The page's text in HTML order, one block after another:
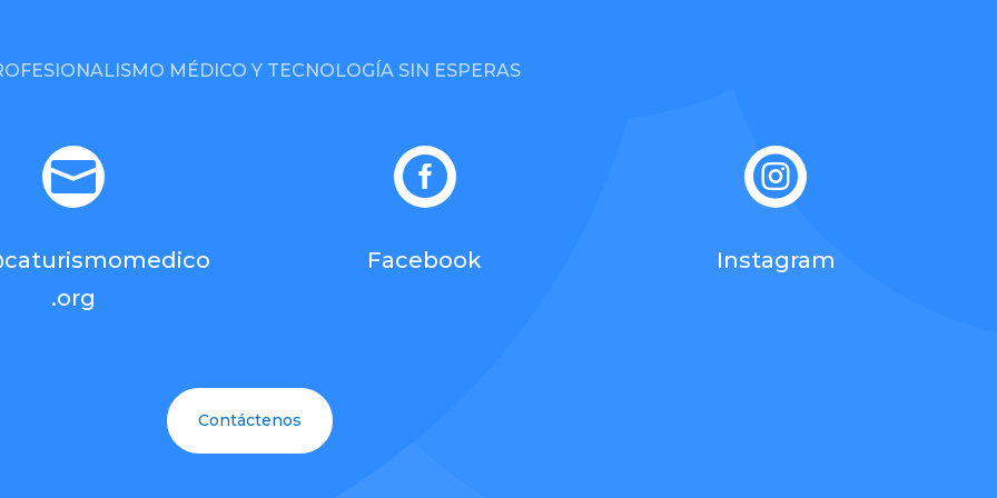
MÉDICO Y TECNOLOGÍA SIN ESPERAS

.org

Facebook

Instagram
Contáctenos